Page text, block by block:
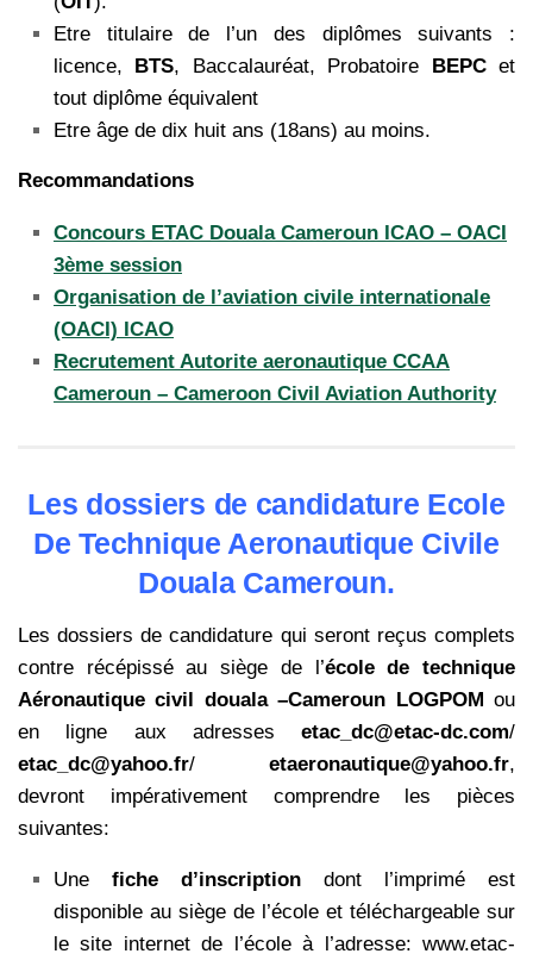
Etre titulaire de l’un des diplômes suivants :
licence, BTS, Baccalauréat, Probatoire BEPCet
tout diplôme équivalent
Etre âge de dix huit ans (18ans) au moins.
Recommandations
Concours ETAC Douala Cameroun ICAO – OACI
3ème session
Organisation de l’aviation civile internationale
(OACI) ICAO
Recrutement Autorite aeronautique CCAA
Cameroun – Cameroon Civil Aviation Authority
Les dossiers de candidature Ecole
De Technique Aeronautique Civile
Douala Cameroun.
Les dossiers de candidature qui seront reçus complets
contre récépissé au siège de l’école de technique
Aéronautique civil douala –Cameroun LOGPOM ou
en ligne aux adresses etac_dc@etac-dc.com/
etac_dc@yahoo.fr/ etaeronautique@yahoo.fr,
devront impérativement comprendre les pièces
suivantes:
Une fiche d’inscription dont l’imprimé est
disponible au siège de l’école et téléchargeable sur
le site internet de l’école à l’adresse: www.etac-